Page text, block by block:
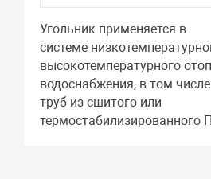
Угольник применяется в
системе
высокотемпературного
водоснабжения, в том
труб из сшитого или
термостабилизированного